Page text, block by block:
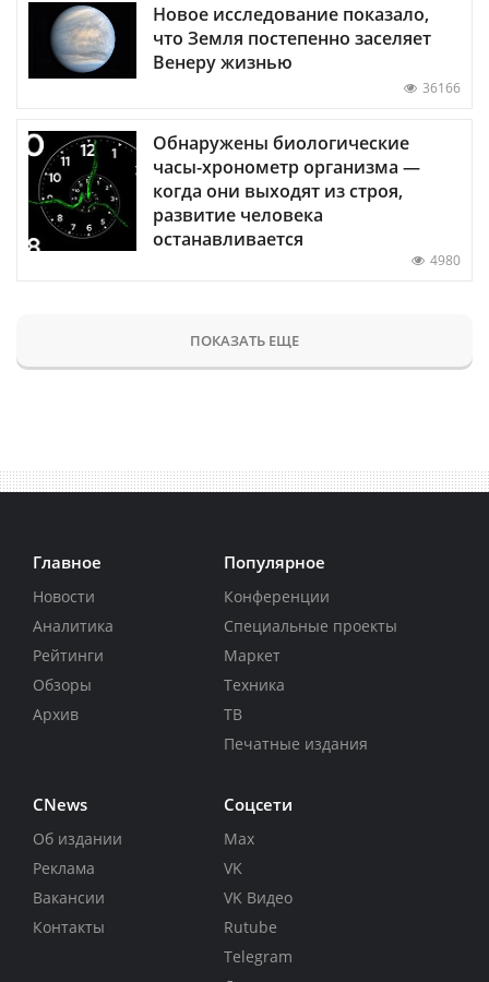
Новое исследование показало,
что Земля постепенно заселяет
Венеру жизнью
36166
Обнаружены биологические
часы-хронометр организма —
когда они выходят из строя,
развитие человека
останавливается
4980
ПОКАЗАТЬ ЕЩЕ
Главное
Новости
Аналитика
Рейтинги
Обзоры
Архив
Популярное
Конференции
Специальные проекты
Маркет
Техника
ТВ
Печатные издания
CNews
Об издании
Реклама
Вакансии
Контакты
Соцсети
Max
VK
VK Видео
Rutube
Telegram